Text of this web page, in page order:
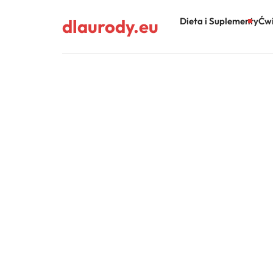
dlaurody.eu Dieta i Suplementy